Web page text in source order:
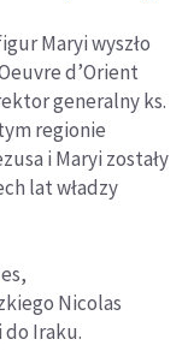
Maryi wyszło
d’Orient
generalny ks.
regionie
i Maryi zostały
lat władzy
Nicolas
do Iraku.